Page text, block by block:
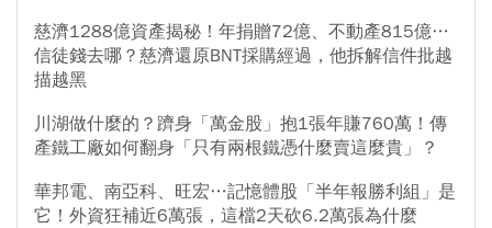
慈濟1288億資產揭秘！年捐贈72億、不動產815億…
信徒錢去哪？慈濟還原BNT採購經過，他拆解信件批越
描越黑
川湖做什麼的？躋身「萬金股」抱1張年賺760萬！傳
產鐵工廠如何翻身「只有兩根鐵憑什麼賣這麼貴」？
華邦電、南亞科、旺宏…記憶體股「半年報勝利組」是
它！外資狂補近6萬張，這檔2天砍6.2萬張為什麼